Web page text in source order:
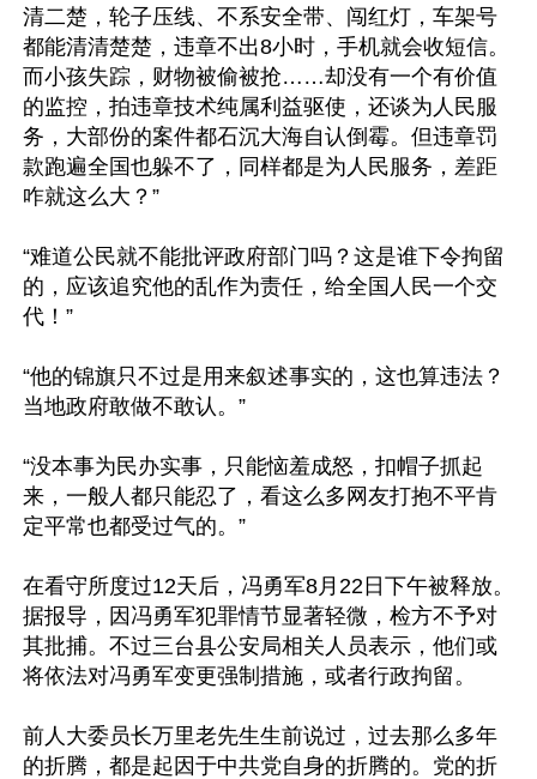
清二楚，轮子压线、不系安全带、闯红灯，车架号
都能清清楚楚，违章不出8小时，手机就会收短信。
而小孩失踪，财物被偷被抢……却没有一个有价值
的监控，拍违章技术纯属利益驱使，还谈为人民服
务，大部份的案件都石沉大海自认倒霉。但违章罚
款跑遍全国也躲不了，同样都是为人民服务，差距
咋就这么大？”
“难道公民就不能批评政府部门吗？这是谁下令拘留
的，应该追究他的乱作为责任，给全国人民一个交
代！”
“他的锦旗只不过是用来叙述事实的，这也算违法？
当地政府敢做不敢认。”
“没本事为民办实事，只能恼羞成怒，扣帽子抓起
来，一般人都只能忍了，看这么多网友打抱不平肯
定平常也都受过气的。”
在看守所度过12天后，冯勇军8月22日下午被释放。
据报导，因冯勇军犯罪情节显著轻微，检方不予对
其批捕。不过三台县公安局相关人员表示，他们或
将依法对冯勇军变更强制措施，或者行政拘留。
前人大委员长万里老先生生前说过，过去那么多年
的折腾，都是起因于中共党自身的折腾的。党的折